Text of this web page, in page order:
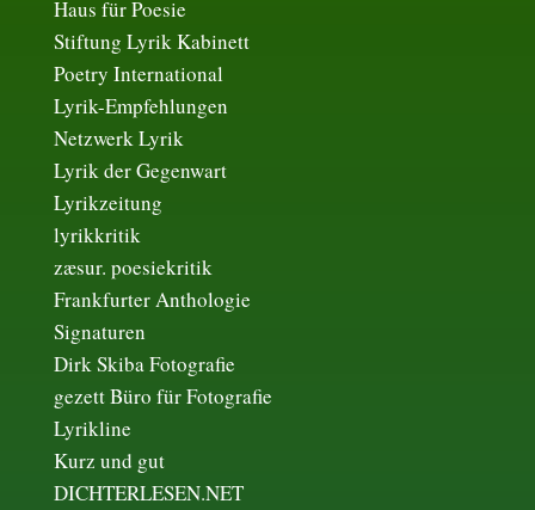
Haus für Poesie
Stiftung Lyrik Kabinett
Poetry International
Lyrik-Empfehlungen
Netzwerk Lyrik
Lyrik der Gegenwart
Lyrikzeitung
lyrikkritik
zæsur. poesiekritik
Frankfurter Anthologie
Signaturen
Dirk Skiba Fotografie
gezett Büro für Fotografie
Lyrikline
Kurz und gut
DICHTERLESEN.NET